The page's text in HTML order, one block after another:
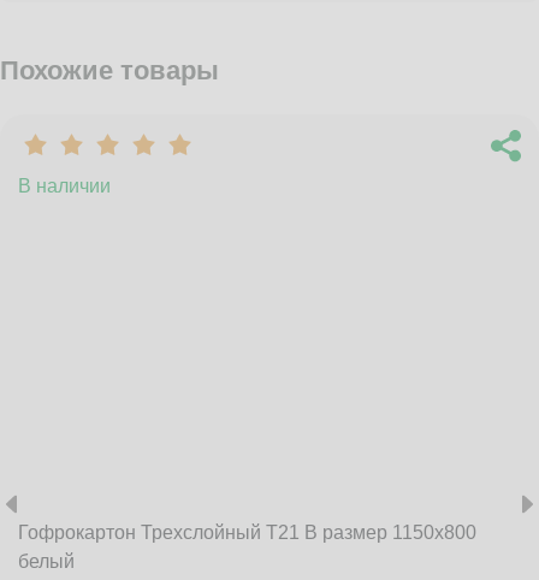
Похожие товары
В наличии
Гофрокартон Трехслойный Т21 B размер 1150x800
белый